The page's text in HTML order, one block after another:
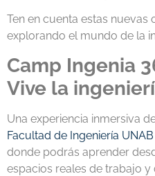
Ten en cuenta estas
explorando el mundo de la
Camp Ingenia
Vive la
Una experiencia inmersiva
Facultad de Ingeniería UNAB
donde podrás aprender
espacios reales de trabajo